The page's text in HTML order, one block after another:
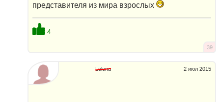
представителя из мира взрослых
4
39
2 июл 2015
Lelena